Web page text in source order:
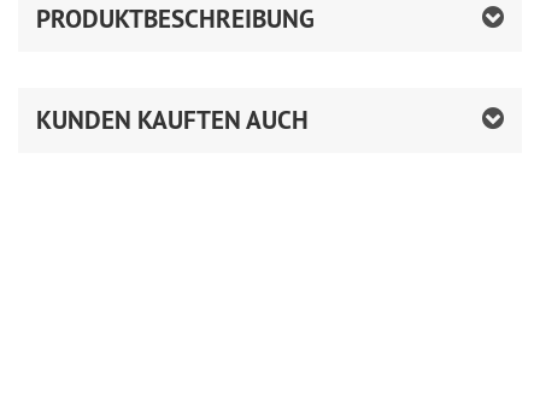
PRODUKTBESCHREIBUNG
KUNDEN KAUFTEN AUCH